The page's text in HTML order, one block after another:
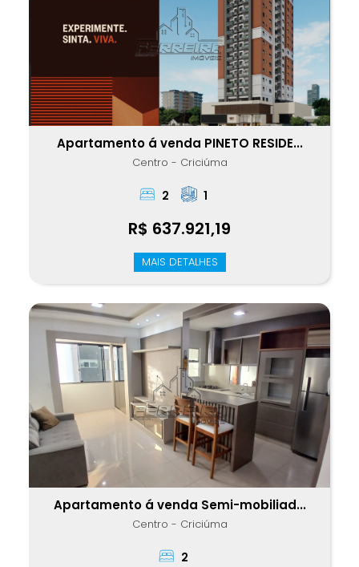
Apartamento á venda PINETO RESIDE...
Centro - Criciúma
2 1
R$ 637.921,19
MAIS DETALHES
Apartamento á venda Semi-mobiliad...
Centro - Criciúma
2